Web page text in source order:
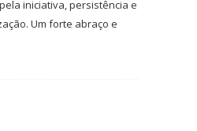
iniciativa, persistência e
Um forte abraço e